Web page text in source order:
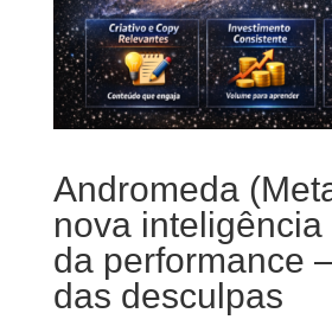
Andromeda
nova inteligência
da performance
das desculpas